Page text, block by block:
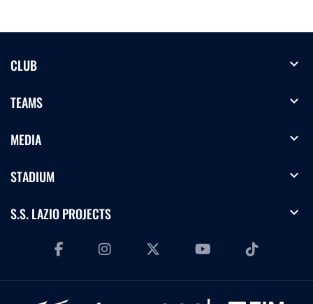
CLUB expand_more
TEAMS expand_more
MEDIA expand_more
STADIUM expand_more
S.S. LAZIO PROJECTS expand_more